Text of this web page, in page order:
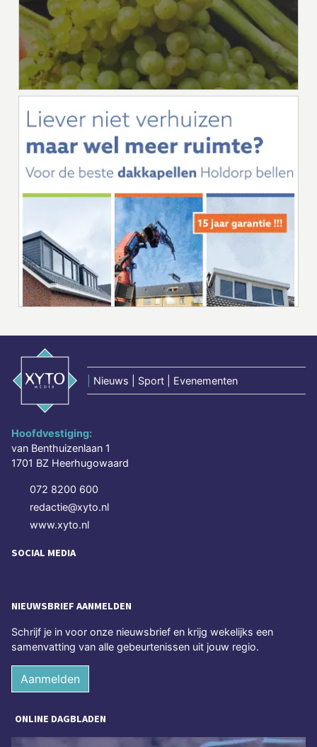
Nieuws | Sport | Evenementen
Hoofdvestiging:
van Benthuizenlaan 1
1701 BZ Heerhugowaard
072 8200 600
redactie@xyto.nl
www.xyto.nl
SOCIAL MEDIA
NIEUWSBRIEF AANMELDEN
Schrijf je in voor onze nieuwsbrief en krijg wekelijks een
samenvatting van alle gebeurtenissen uit jouw regio.
Aanmelden
ONLINE DAGBLADEN